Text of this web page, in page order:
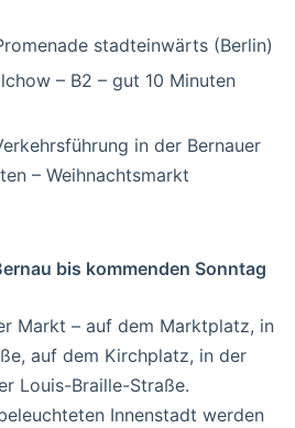
stadteinwärts (Berlin)
– B2 – gut 10 Minuten
in der Bernauer
– Weihnachtsmarkt
bis kommenden Sonntag
Markt – auf dem Marktplatz, in
auf dem Kirchplatz, in der
Louis-Braille-Straße.
Innenstadt werden